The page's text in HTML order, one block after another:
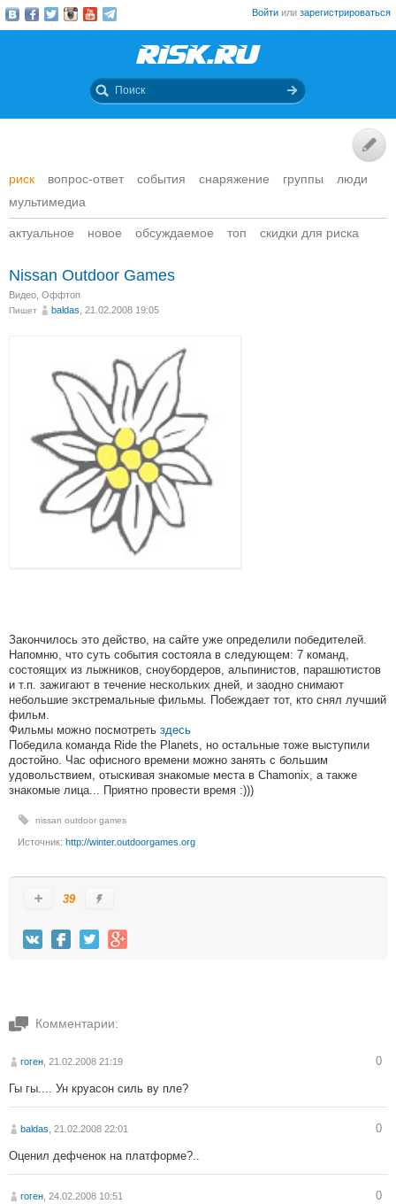
Войти или зарегистрироваться
риск вопрос-ответ события снаряжение группы
люди
мультимедиа
актуальное новое обсуждаемое топ скидки для риска
Nissan Outdoor Games
Видео Оффтоп
Пишет baldas , 21.02.2008 19:05
Закончилось это действо, на сайте уже определили победителей.
Напомню, что суть события состояла в следующем: 7 команд,
состоящих из лыжников, сноубордеров, альпинистов, парашютистов
и т.п. зажигают в течение нескольких дней, и заодно снимают
небольшие экстремальные фильмы. Побеждает тот, кто снял лучший
фильм.
Фильмы можно посмотреть здесь
Победила команда Ride the Planets, но остальные тоже выступили
достойно. Час офисного времени можно занять с большим
удовольствием, отыскивая знакомые места в Chamonix, а также
знакомые лица... Приятно провести время :)))
nissan outdoor games
Источник: http://winter.outdoorgames.org
39
Комментарии:
гоген , 21.02.2008 21:19 0
Гы гы.... Ун круасон силь ву пле?
baldas , 21.02.2008 22:01 0
Оценил дефченок на платформе?..
гоген , 24.02.2008 10:51 0